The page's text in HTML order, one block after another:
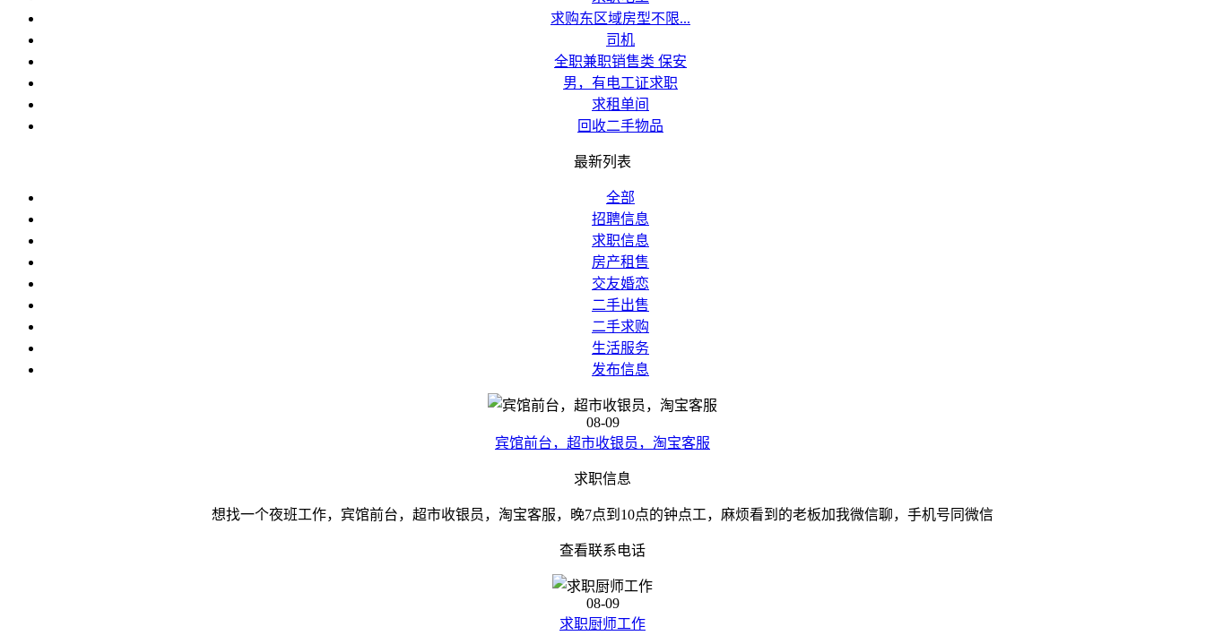
求购东区域房型不限...
司机
全职兼职销售类 保安
男，有电工证求职
求租单间
回收二手物品
最新列表
全部
招聘信息
求职信息
房产租售
交友婚恋
二手出售
二手求购
生活服务
发布信息
08-09
宾馆前台，超市收银员，淘宝客服
求职信息
想找一个夜班工作，宾馆前台，超市收银员，淘宝客服，晚7点到10点的钟点工，麻烦看到的老板加我微信聊，手机号同微信
查看联系电话
08-09
求职厨师工作